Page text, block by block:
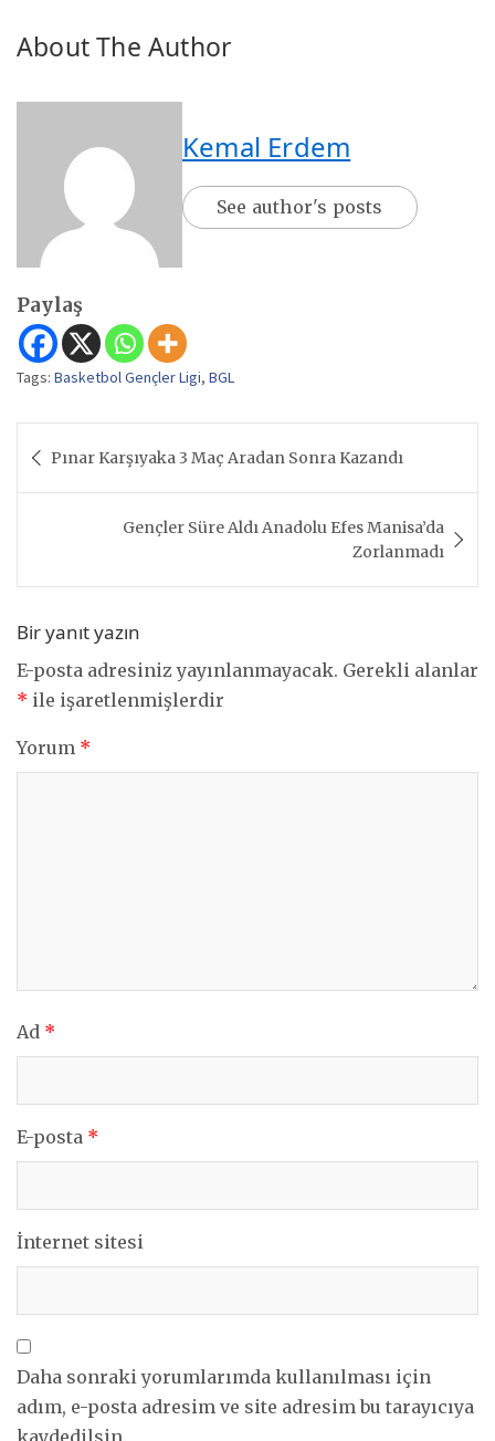
About The Author
Kemal Erdem
See author's posts
Paylaş
Tags: Basketbol Gençler Ligi, BGL
gezinmesi
Pınar Karşıyaka 3 Maç Aradan Sonra Kazandı
Gençler Süre Aldı Anadolu Efes Manisa’da
Zorlanmadı
Bir yanıt yazın
E-posta adresiniz yayınlanmayacak. Gerekli alanlar
* ile işaretlenmişlerdir
Yorum *
Ad *
E-posta *
İnternet sitesi
Daha sonraki yorumlarımda kullanılması için
adım, e-posta adresim ve site adresim bu tarayıcıya
kaydedilsin.